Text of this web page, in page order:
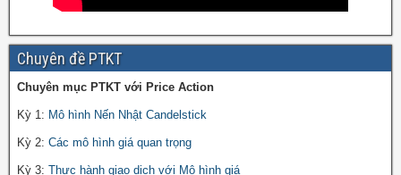
Chuyên đề PTKT
Chuyên mục PTKT với Price Action
Kỳ 1: Mô hình Nến Nhật Candelstick
Kỳ 2: Các mô hình giá quan trọng
Kỳ 3: Thực hành giao dịch với Mô hình giá